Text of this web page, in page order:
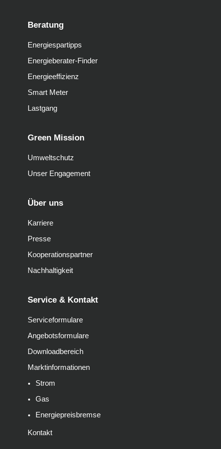
Beratung
Energiespartipps
Energieberater-Finder
Energieeffizienz
Smart Meter
Lastgang
Green Mission
Umweltschutz
Unser Engagement
Über uns
Karriere
Presse
Kooperationspartner
Nachhaltigkeit
Service & Kontakt
Serviceformulare
Angebotsformulare
Downloadbereich
Marktinformationen
Strom
Gas
Energiepreisbremse
Kontakt